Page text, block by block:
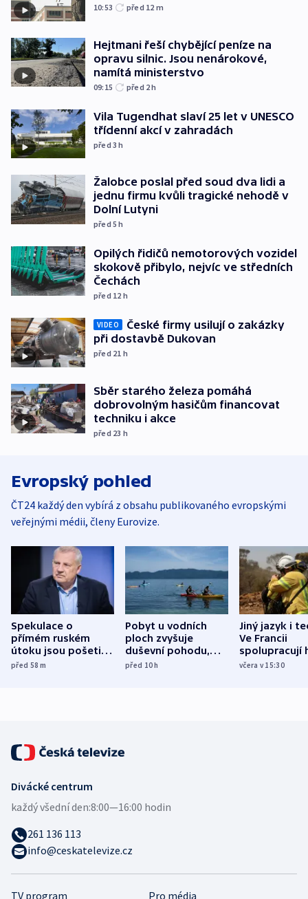
10:53 před 12 m
Hejtmani řeší chybějící peníze na
opravu silnic. Jsou nenárokové,
namítá ministerstvo
09:15 před 2h
Vila Tugendhat slaví 25 let v UNESCO
třídenní akcí v zahradách
před 3h
Žalobce poslal před soud dva lidi a
jednu firmu kvůli tragické nehodě v
Dolní Lutyni
před 5h
Opilých řidičů nemotorových vozidel
skokově přibylo, nejvíc ve středních
Čechách
před 12 h
VIDEO
České firmy usilují o zakázky
při dostavbě Dukovan
před 21 h
Sběr starého železa pomáhá
dobrovolným hasičům financovat
techniku i akce
před 23 h
Evropský pohled
ČT24 každý den vybírá z obsahu publikovaného evropskými
veřejnými médii, členy Eurovize.
Spekulace o
přímém ruském
útoku jsou pošetilé,
míní estonský
před 58m
Pobyt u vodních
ploch zvyšuje
duševní pohodu,
ukázala
před 10h
Jiný jazyk i
Ve Francii
spolupracují
různých zemí
včera v 15:30
TV program Pro média
Divácké centrum
každý všední den:8:00—16:00 hodin
261 136 113
info@ceskatelevize.cz